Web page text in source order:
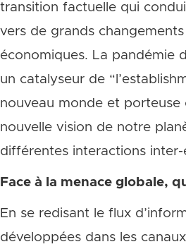
transition factuelle qui
vers de grands
économiques. La pandémie
un catalyseur de
nouveau monde et porteuse
nouvelle vision de notre
différentes interactions inter-
Face à la menace globale,
En se redisant le flux
développées dans les